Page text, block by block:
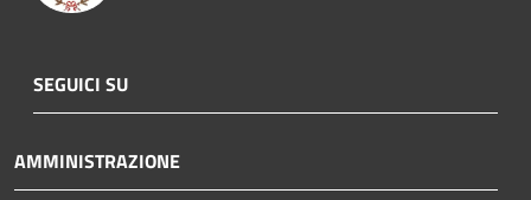
SEGUICI SU
AMMINISTRAZIONE